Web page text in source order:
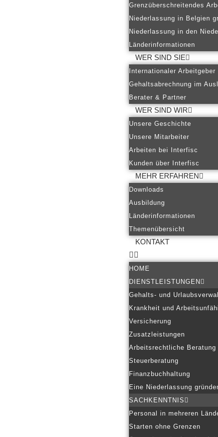
Grenzüberschreitendes
Niederlassung in Belgien
Niederlassung in den
Länderinformationen
WER SIND SIE
Internationaler Arbeitgeber
Gehaltsabrechnung im
Berater & Partner
WER SIND WIR
Unsere Geschichte
Unsere Mitarbeiter
Arbeiten bei Interfisc
Kunden über Interfisc
MEHR ERFAHREN
Downloads
Ausbildung
Länderinformationen
Themenübersicht
KONTAKT
HOME
DIENSTLEISTUNGEN
Gehalts- und
Krankheit und
Versicherung
Zusatzleistungen
Arbeitsrechtliche Beratung
Steuerberatung
Finanzbuchhaltung
Eine Niederlassung
SACHKENNTNIS
Personal in mehreren
Starten ohne Grenzen